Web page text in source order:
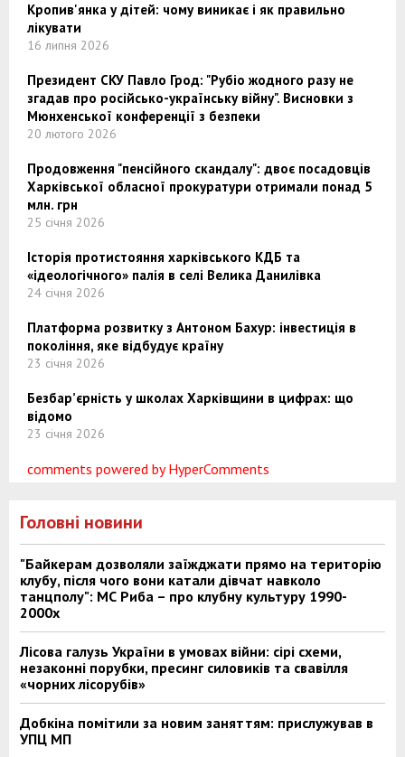
Кропив'янка у дітей: чому виникає і як правильно
лікувати
16 липня 2026
Президент СКУ Павло Грод: "Рубіо жодного разу не
згадав про російсько-українську війну". Висновки з
Мюнхенської конференції з безпеки
20 лютого 2026
Продовження "пенсійного скандалу": двоє посадовців
Харківської обласної прокуратури отримали понад 5
млн. грн
25 січня 2026
Історія протистояння харківського КДБ та
«ідеологічного» палія в селі Велика Данилівка
24 січня 2026
Платформа розвитку з Антоном Бахур: інвестиція в
покоління, яке відбудує країну
23 січня 2026
Безбар’єрність у школах Харківщини в цифрах: що
відомо
23 січня 2026
comments powered by HyperComments
Головні новини
"Байкерам дозволяли заїжджати прямо на територію
клубу, після чого вони катали дівчат навколо
танцполу": МС Риба – про клубну культуру 1990-
2000х
Лісова галузь України в умовах війни: сірі схеми,
незаконні порубки, пресинг силовиків та свавілля
«чорних лісорубів»
Добкіна помітили за новим заняттям: прислужував в
УПЦ МП